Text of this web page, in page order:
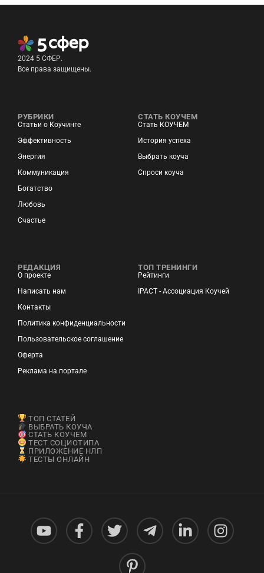
2024 5 СФЕР.
Все права защищены.
РУБРИКИ
Статьи о Коучинге
Эффективность
Энергия
Коммуникация
Богатство
Любовь
Счастье
СТАТЬ КОУЧЕМ
Стать КОУЧЕМ
История успеха
Выбрать коуча
Спроси коуча
РЕДАКЦИЯ
О проекте
Написать нам
Контакты
Политика конфиденциальности
Пользовательское соглашение
Оферта
Реклама на портале
ТОП ТРЕНИНГИ
Рейтинги
IPACT - Ассоциация Коучей
ТОП СТАТЕЙ
ВЫБРАТЬ КОУЧА
СТАТЬ КОУЧЕМ
ТЕСТ СОЦИОТИПА
ПРИЛОЖЕНИЕ НЛП
ТЕСТЫ ОНЛАЙН